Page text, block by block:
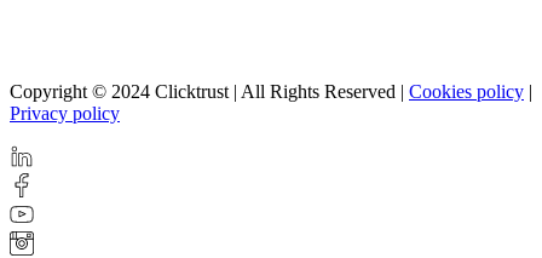
Copyright © 2024 Clicktrust | All Rights Reserved | Cookies policy |
Privacy policy